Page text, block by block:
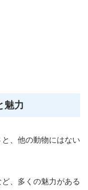
魅力
、他の動物にはない
、多くの魅力がある